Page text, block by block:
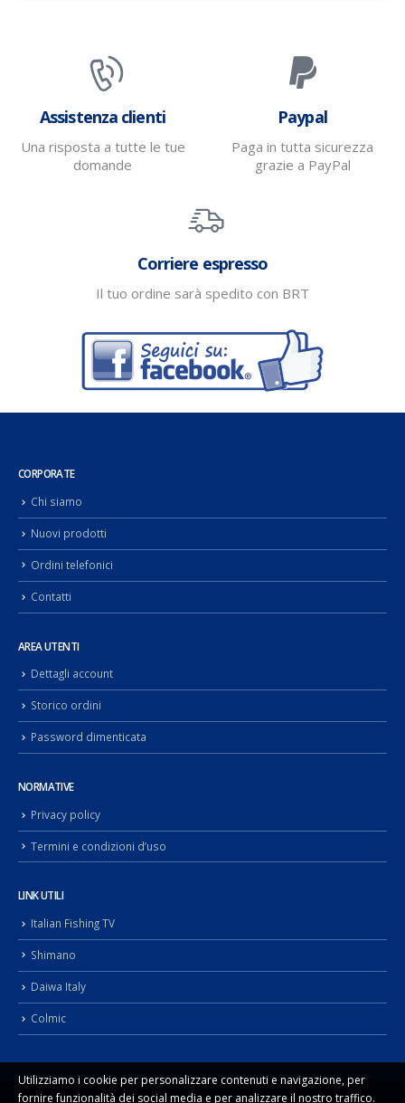
Assistenza clienti
Una risposta a tutte le tue
domande
Paypal
Paga in tutta sicurezza
grazie a PayPal
Corriere espresso
Il tuo ordine sarà spedito con BRT
CORPORATE
Chi siamo
Nuovi prodotti
Ordini telefonici
Contatti
AREA UTENTI
Dettagli account
Storico ordini
Password dimenticata
NORMATIVE
Privacy policy
Termini e condizioni d’uso
LINK UTILI
Italian Fishing TV
Shimano
Daiwa Italy
Colmic
Utilizziamo i cookie per personalizzare contenuti e navigazione, per
fornire funzionalità dei social media e per analizzare il nostro traffico.